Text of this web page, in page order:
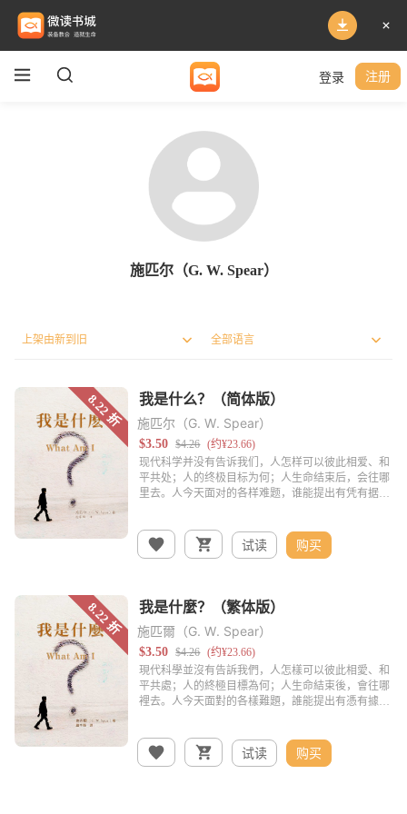
登录 注册
施匹尔（G. W. Spear）
施匹尔（G. W. Spear）
试读 购买
施匹爾（G. W. Spear）
试读 购买